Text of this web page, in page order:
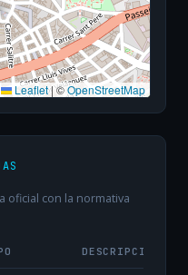
Leaflet|©OpenStreetMap
oficial con la normativa
DESCRIPCIÓN